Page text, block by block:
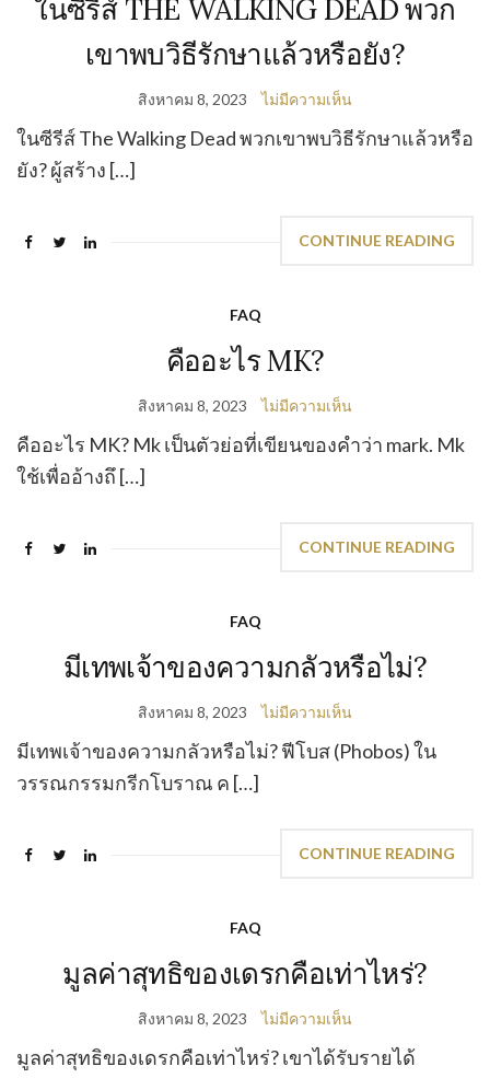
ในซีรีส์ THE WALKING DEAD พวก
เขาพบวิธีรักษาแล้วหรือยัง?
สิงหาคม 8, 2023 ไม่มีความเห็น
ในซีรีส์ The Walking Dead พวกเขาพบวิธีรักษาแล้วหรือ
ยัง? ผู้สร้าง […]
CONTINUE READING
FAQ
คืออะไร MK?
สิงหาคม 8, 2023 ไม่มีความเห็น
คืออะไร MK? Mk เป็นตัวย่อที่เขียนของคำว่า mark. Mk
ใช้เพื่ออ้างถึ […]
CONTINUE READING
FAQ
มีเทพเจ้าของความกลัวหรือไม่?
สิงหาคม 8, 2023 ไม่มีความเห็น
มีเทพเจ้าของความกลัวหรือไม่? ฟีโบส (Phobos) ใน
วรรณกรรมกรีกโบราณ ค […]
CONTINUE READING
FAQ
มูลค่าสุทธิของเดรกคือเท่าไหร่?
สิงหาคม 8, 2023 ไม่มีความเห็น
มูลค่าสุทธิของเดรกคือเท่าไหร่? เขาได้รับรายได้